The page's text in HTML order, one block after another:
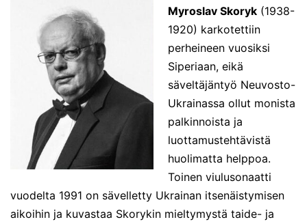
Myroslav Skoryk (1938-
1920) karkotettiin
perheineen vuosiksi
Siperiaan, eikä
säveltäjäntyö Neuvosto-
Ukrainassa ollut monista
palkinnoista ja
luottamustehtävistä
huolimatta helppoa.
Toinen viulusonaatti
vuodelta 1991 on sävelletty Ukrainan itsenäistymisen
aikoihin ja kuvastaa Skorykin mieltymystä taide- ja